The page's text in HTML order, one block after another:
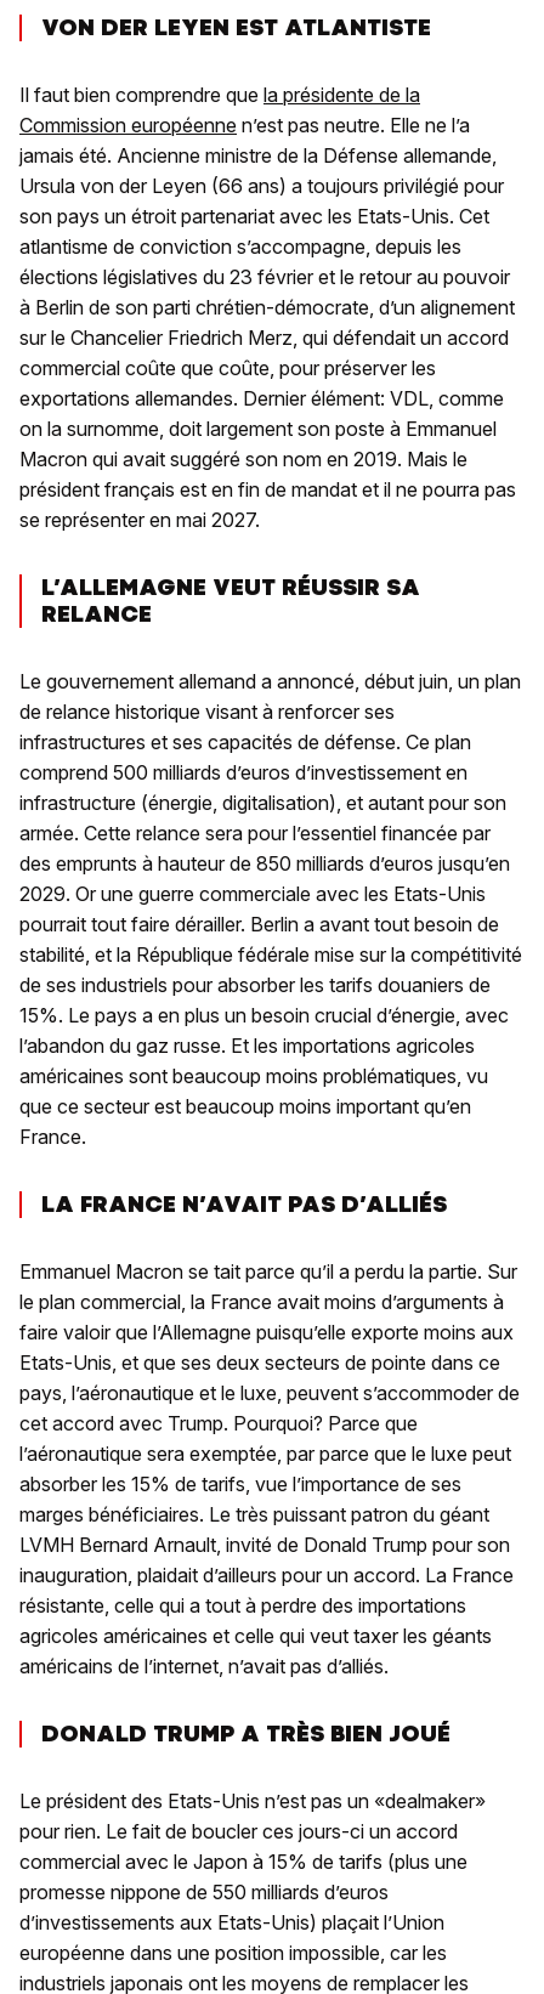
VON DER LEYEN EST ATLANTISTE
Il faut bien comprendre que la présidente de la
Commission européenne n’est pas neutre. Elle ne l’a
jamais été. Ancienne ministre de la Défense allemande,
Ursula von der Leyen (66 ans) a toujours privilégié pour
son pays un étroit partenariat avec les Etats-Unis. Cet
atlantisme de conviction s’accompagne, depuis les
élections législatives du 23 février et le retour au pouvoir
à Berlin de son parti chrétien-démocrate, d’un alignement
sur le Chancelier Friedrich Merz, qui défendait un accord
commercial coûte que coûte, pour préserver les
exportations allemandes. Dernier élément: VDL, comme
on la surnomme, doit largement son poste à Emmanuel
Macron qui avait suggéré son nom en 2019. Mais le
président français est en fin de mandat et il ne pourra pas
se représenter en mai 2027.
L’ALLEMAGNE VEUT RÉUSSIR SA
RELANCE
Le gouvernement allemand a annoncé, début juin, un plan
de relance historique visant à renforcer ses
infrastructures et ses capacités de défense. Ce plan
comprend 500 milliards d’euros d’investissement en
infrastructure (énergie, digitalisation), et autant pour son
armée. Cette relance sera pour l’essentiel financée par
des emprunts à hauteur de 850 milliards d’euros jusqu’en
2029. Or une guerre commerciale avec les Etats-Unis
pourrait tout faire dérailler. Berlin a avant tout besoin de
stabilité, et la République fédérale mise sur la compétitivité
de ses industriels pour absorber les tarifs douaniers de
15%. Le pays a en plus un besoin crucial d’énergie, avec
l’abandon du gaz russe. Et les importations agricoles
américaines sont beaucoup moins problématiques, vu
que ce secteur est beaucoup moins important qu’en
France.
LA FRANCE N’AVAIT PAS D’ALLIÉS
Emmanuel Macron se tait parce qu’il a perdu la partie. Sur
le plan commercial, la France avait moins d’arguments à
faire valoir que l’Allemagne puisqu’elle exporte moins aux
Etats-Unis, et que ses deux secteurs de pointe dans ce
pays, l’aéronautique et le luxe, peuvent s’accommoder de
cet accord avec Trump. Pourquoi? Parce que
l’aéronautique sera exemptée, par parce que le luxe peut
absorber les 15% de tarifs, vue l’importance de ses
marges bénéficiaires. Le très puissant patron du géant
LVMH Bernard Arnault, invité de Donald Trump pour son
inauguration, plaidait d’ailleurs pour un accord. La France
résistante, celle qui a tout à perdre des importations
agricoles américaines et celle qui veut taxer les géants
américains de l’internet, n’avait pas d’alliés.
DONALD TRUMP A TRÈS BIEN JOUÉ
Le président des Etats-Unis n’est pas un «dealmaker»
pour rien. Le fait de boucler ces jours-ci un accord
commercial avec le Japon à 15% de tarifs (plus une
promesse nippone de 550 milliards d’euros
d’investissements aux Etats-Unis) plaçait l’Union
européenne dans une position impossible, car les
industriels japonais ont les moyens de remplacer les